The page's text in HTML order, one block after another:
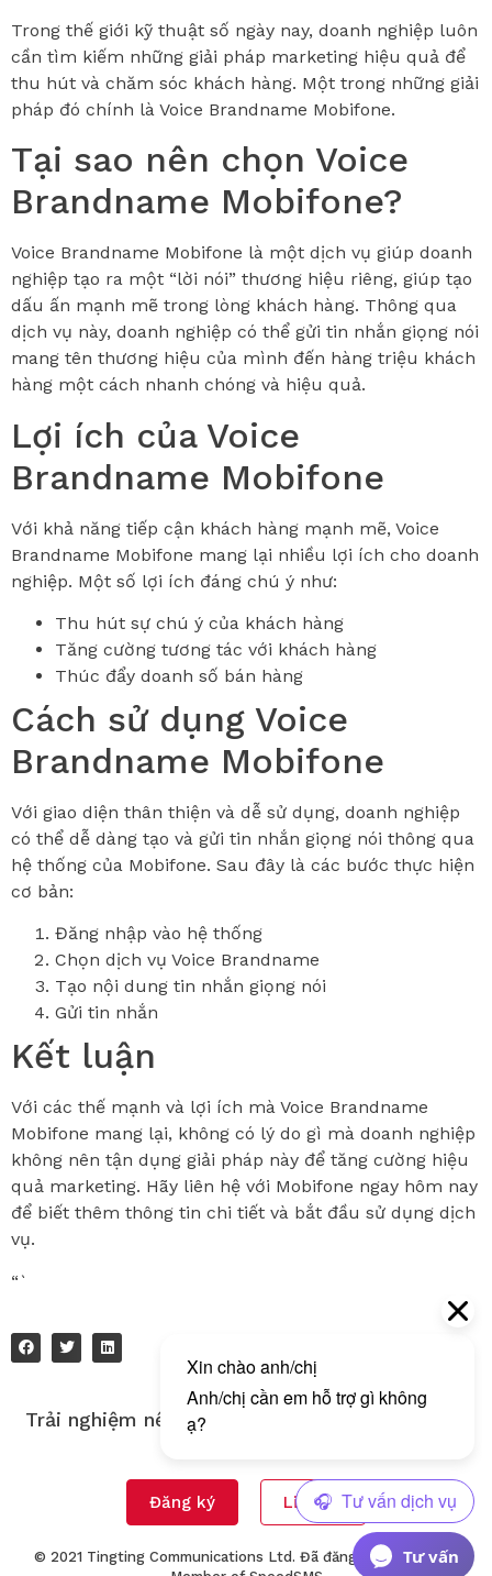
Trong thế giới kỹ thuật số ngày nay, doanh nghiệp luôn
cần tìm kiếm những giải pháp marketing hiệu quả để
thu hút và chăm sóc khách hàng. Một trong những giải
pháp đó chính là Voice Brandname Mobifone.
Tại sao nên chọn Voice
Brandname Mobifone?
Voice Brandname Mobifone là một dịch vụ giúp doanh
nghiệp tạo ra một “lời nói” thương hiệu riêng, giúp tạo
dấu ấn mạnh mẽ trong lòng khách hàng. Thông qua
dịch vụ này, doanh nghiệp có thể gửi tin nhắn giọng nói
mang tên thương hiệu của mình đến hàng triệu khách
hàng một cách nhanh chóng và hiệu quả.
Lợi ích của Voice
Brandname Mobifone
Với khả năng tiếp cận khách hàng mạnh mẽ, Voice
Brandname Mobifone mang lại nhiều lợi ích cho doanh
nghiệp. Một số lợi ích đáng chú ý như:
Thu hút sự chú ý của khách hàng
Tăng cường tương tác với khách hàng
Thúc đẩy doanh số bán hàng
Cách sử dụng Voice
Brandname Mobifone
Với giao diện thân thiện và dễ sử dụng, doanh nghiệp
có thể dễ dàng tạo và gửi tin nhắn giọng nói thông qua
hệ thống của Mobifone. Sau đây là các bước thực hiện
cơ bản:
Đăng nhập vào hệ thống
Chọn dịch vụ Voice Brandname
Tạo nội dung tin nhắn giọng nói
Gửi tin nhắn
Kết luận
Với các thế mạnh và lợi ích mà Voice Brandname
Mobifone mang lại, không có lý do gì mà doanh nghiệp
không nên tận dụng giải pháp này để tăng cường hiệu
quả marketing. Hãy liên hệ với Mobifone ngay hôm nay
để biết thêm thông tin chi tiết và bắt đầu sử dụng dịch
vụ.
“`
Trải nghiệm nền tảng gửi tin nhắn đa kênh của
Đăng ký Liên hệ
© 2021 Tingting Communications Ltd. Đã đăng ký Bản quyền.
Tư vấn